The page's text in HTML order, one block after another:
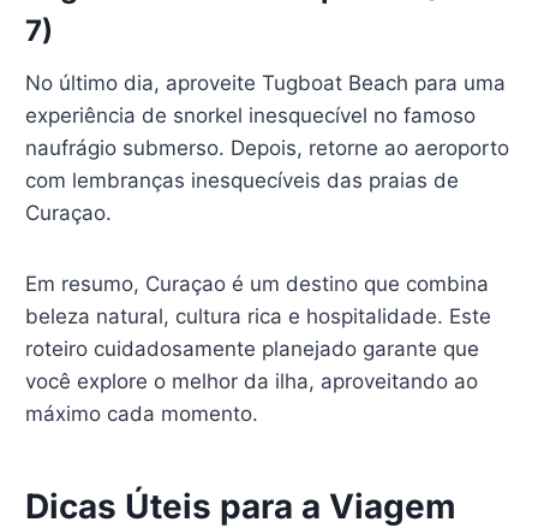
7)
No último dia, aproveite Tugboat Beach para uma
experiência de snorkel inesquecível no famoso
naufrágio submerso. Depois, retorne ao aeroporto
com lembranças inesquecíveis das praias de
Curaçao.
Em resumo, Curaçao é um destino que combina
beleza natural, cultura rica e hospitalidade. Este
roteiro cuidadosamente planejado garante que
você explore o melhor da ilha, aproveitando ao
máximo cada momento.
Dicas Úteis para a Viagem